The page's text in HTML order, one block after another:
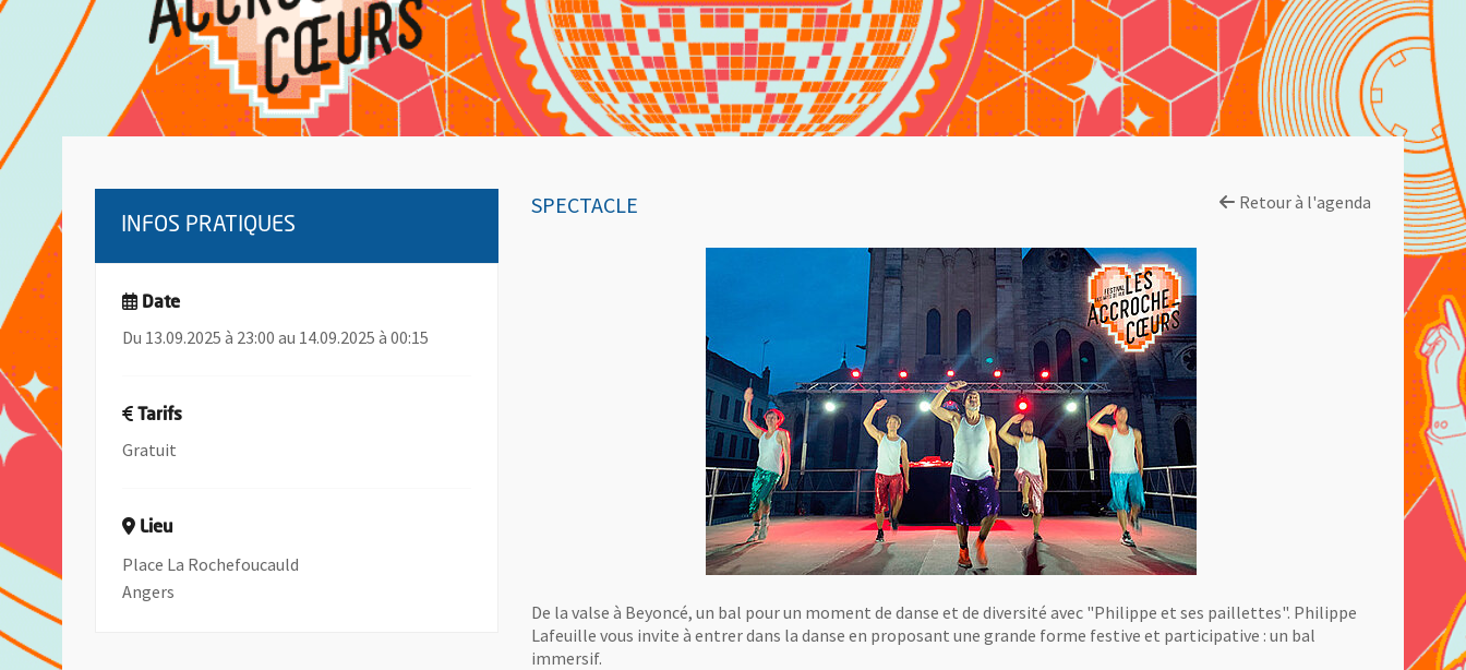
SPECTACLE Retour à l'agenda
De la valse à Beyoncé, un bal pour un moment de danse et de diversité avec "Philippe et ses paillettes". Philippe
Lafeuille vous invite à entrer dans la danse en proposant une grande forme festive et participative : un bal
immersif.
INFOS PRATIQUES
Date
Du 13.09.2025 à 23:00 au 14.09.2025 à 00:15
Tarifs
Gratuit
Lieu
Place La Rochefoucauld
Angers